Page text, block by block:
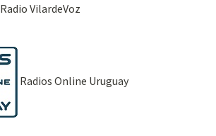
Radio VilardeVoz
Radios Online Uruguay